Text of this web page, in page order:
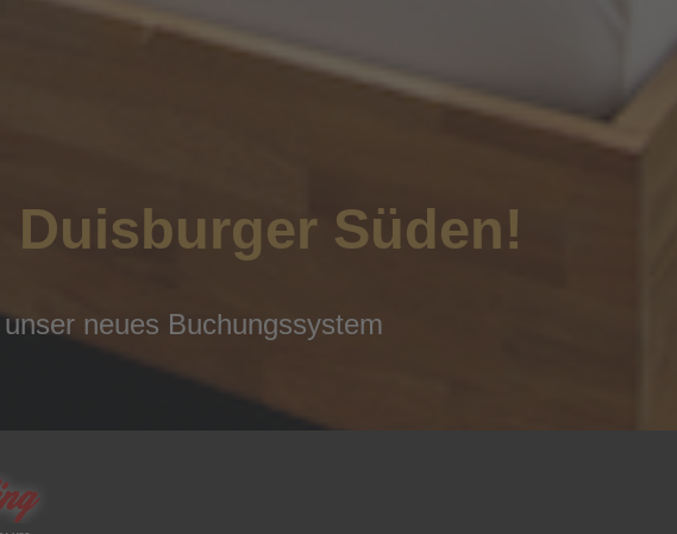
Süden!
neues Buchungssystem